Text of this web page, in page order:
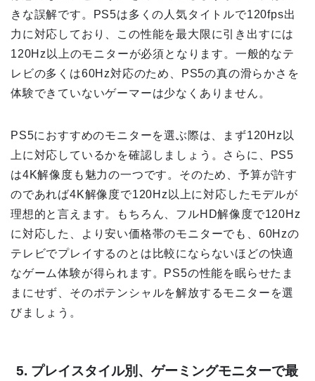
きな誤解です。PS5は多くの人気タイトルで120fps出
力に対応しており、この性能を最大限に引き出すには
120Hz以上のモニターが必須となります。一般的なテ
レビの多くは60Hz対応のため、PS5の真の滑らかさを
体験できていないゲーマーは少なくありません。
PS5におすすめのモニターを選ぶ際は、まず120Hz以
上に対応しているかを確認しましょう。さらに、PS5
は4K解像度も魅力の一つです。そのため、予算が許す
のであれば4K解像度で120Hz以上に対応したモデルが
理想的と言えます。もちろん、フルHD解像度で120Hz
に対応した、より安い価格帯のモニターでも、60Hzの
テレビでプレイするのとは比較にならないほどの快適
なゲーム体験が得られます。PS5の性能を眠らせたま
まにせず、そのポテンシャルを解放するモニターを選
びましょう。
5. プレイスタイル別、ゲーミングモニターで最